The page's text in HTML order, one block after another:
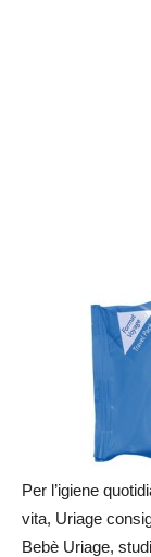
Per l’igiene
vita, Uriage
Bebè Uriage,